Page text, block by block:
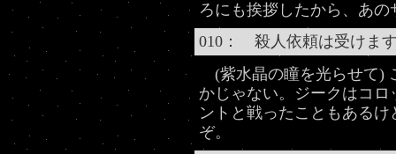
ろにも挨拶したから、あ
010： 殺人依頼は受けま
(紫水晶の瞳を光らせて)
かじゃない。ジークはコ
ントと戦ったこともある
ぞ。